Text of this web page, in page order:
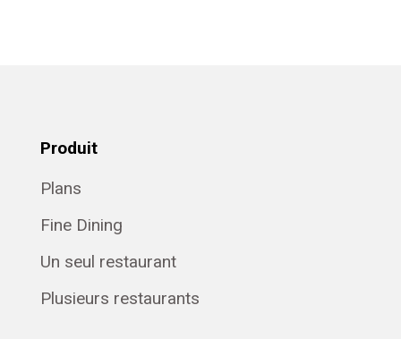
Produit
Plans
Fine Dining
Un seul restaurant
Plusieurs restaurants